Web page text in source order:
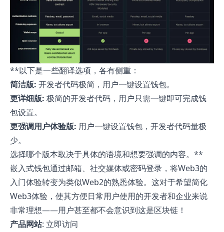
**以下是一些翻译选项，各有侧重：
简洁版: 开发者代码极简，用户一键设置钱包。
更详细版: 极简的开发者代码，用户只需一键即可完成钱
包设置。
更强调用户体验版: 用户一键设置钱包，开发者代码量极
少。
选择哪个版本取决于具体的语境和想要强调的内容。**
嵌入式钱包通过邮箱、社交媒体或密码登录，将Web3的
入门体验转变为类似Web2的熟悉体验。这对于希望简化
Web3体验，使其方便日常用户使用的开发者和企业来说
非常理想——用户甚至都不会意识到这是区块链！
产品网站: 立即访问